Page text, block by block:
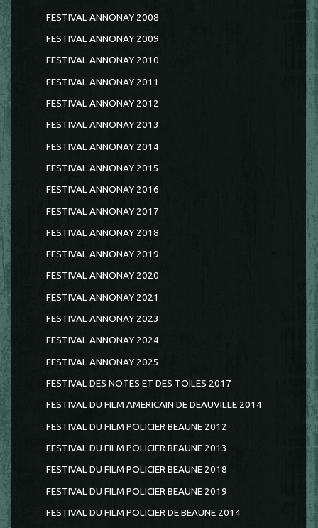
FESTIVAL ANNONAY 2008
FESTIVAL ANNONAY 2009
FESTIVAL ANNONAY 2010
FESTIVAL ANNONAY 2011
FESTIVAL ANNONAY 2012
FESTIVAL ANNONAY 2013
FESTIVAL ANNONAY 2014
FESTIVAL ANNONAY 2015
FESTIVAL ANNONAY 2016
FESTIVAL ANNONAY 2017
FESTIVAL ANNONAY 2018
FESTIVAL ANNONAY 2019
FESTIVAL ANNONAY 2020
FESTIVAL ANNONAY 2021
FESTIVAL ANNONAY 2023
FESTIVAL ANNONAY 2024
FESTIVAL ANNONAY 2025
FESTIVAL DES NOTES ET DES TOILES 2017
FESTIVAL DU FILM AMERICAIN DE DEAUVILLE 2014
FESTIVAL DU FILM POLICIER BEAUNE 2012
FESTIVAL DU FILM POLICIER BEAUNE 2013
FESTIVAL DU FILM POLICIER BEAUNE 2018
FESTIVAL DU FILM POLICIER BEAUNE 2019
FESTIVAL DU FILM POLICIER DE BEAUNE 2014